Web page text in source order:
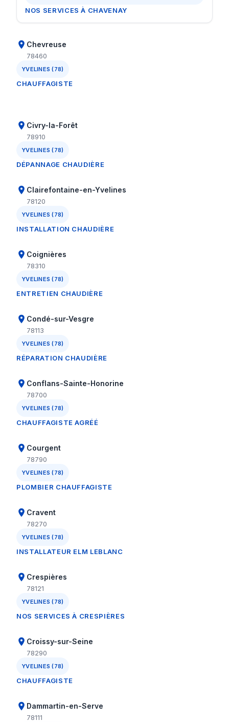
NOS SERVICES À CHAVENAY
Chevreuse
78460
YVELINES (78)
CHAUFFAGISTE
Civry-la-Forêt
78910
YVELINES (78)
DÉPANNAGE CHAUDIÈRE
Clairefontaine-en-Yvelines
78120
YVELINES (78)
INSTALLATION CHAUDIÈRE
Coignières
78310
YVELINES (78)
ENTRETIEN CHAUDIÈRE
Condé-sur-Vesgre
78113
YVELINES (78)
RÉPARATION CHAUDIÈRE
Conflans-Sainte-Honorine
78700
YVELINES (78)
CHAUFFAGISTE AGRÉÉ
Courgent
78790
YVELINES (78)
PLOMBIER CHAUFFAGISTE
Cravent
78270
YVELINES (78)
INSTALLATEUR ELM LEBLANC
Crespières
78121
YVELINES (78)
NOS SERVICES À CRESPIÈRES
Croissy-sur-Seine
78290
YVELINES (78)
CHAUFFAGISTE
Dammartin-en-Serve
78111